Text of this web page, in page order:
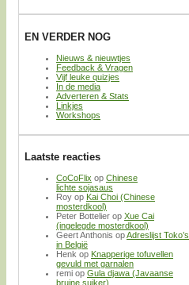
EN VERDER NOG
Nieuws & nieuwtjes
Feedback & Vragen
Vijf leuke quizjes
In de media
Adverteren & Stats
Linkjes
Workshops
Laatste reacties
CoCoFlix op Chinese
lichte sojasaus
Roy op Kai Choi (Chinese
mosterdkool)
Peter Bottelier op Xue Cai
(ingelegde mosterdkool)
Geert Anthonis opAdreslijst Toko’s
in België
Henk op Knapperige tofuvellen
gevuld met garnalen
remi op Gula djawa (Javaanse
bruine suiker)